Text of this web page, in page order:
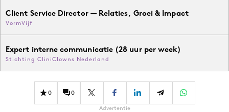
Client Service Director — Relaties, Groei & Impact
VormVijf
Expert interne communicatie (28 uur per week)
Stichting CliniClowns Nederland
0 0
Advertentie